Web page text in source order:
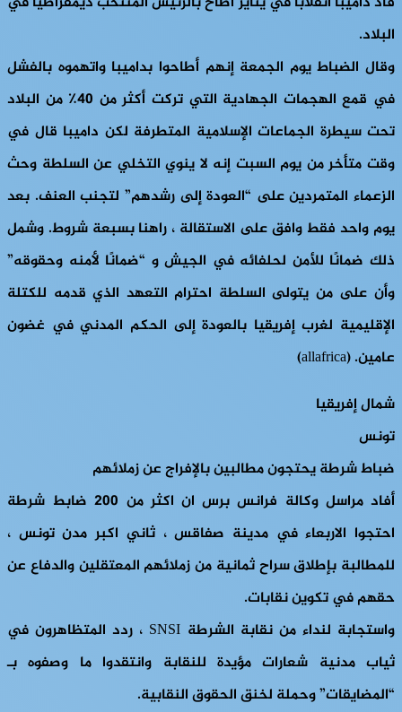
البلاد.
وقال الضباط يوم الجمعة إنهم أطاحوا بداميبا واتهموه بالفشل
في قمع الهجمات الجهادية التي تركت أكثر من 40٪ من البلاد
تحت سيطرة الجماعات الإسلامية المتطرفة لكن داميبا قال في
وقت متأخر من يوم السبت إنه لا ينوي التخلي عن السلطة وحث
الزعماء المتمردين على “العودة إلى رشدهم” لتجنب العنف. بعد
يوم واحد فقط وافق على الاستقالة ، راهنا بسبعة شروط. وشمل
ذلك ضمانًا للأمن لحلفائه في الجيش و “ضمانًا لأمنه وحقوقه”
وأن على من يتولى السلطة احترام التعهد الذي قدمه للكتلة
الإقليمية لغرب إفريقيا بالعودة إلى الحكم المدني في غضون
عامين. (allafrica)
شمال إفريقيا
تونس
ضباط شرطة يحتجون مطالبين بالإفراج عن زملائهم
أفاد مراسل وكالة فرانس برس ان اكثر من 200 ضابط شرطة
احتجوا الاربعاء في مدينة صفاقس ، ثاني اكبر مدن تونس ،
للمطالبة بإطلاق سراح ثمانية من زملائهم المعتقلين والدفاع عن
حقهم في تكوين نقابات.
واستجابة لنداء من نقابة الشرطة SNSI ، ردد المتظاهرون في
ثياب مدنية شعارات مؤيدة للنقابة وانتقدوا ما وصفوه بـ
“المضايقات” وحملة لخنق الحقوق النقابية.